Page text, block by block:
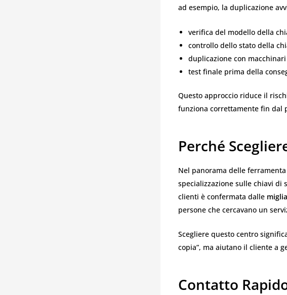
ad esempio, la duplicazione
verifica del modello della
controllo dello stato della
duplicazione con
test finale prima della
Questo approccio riduce il
funziona correttamente fin dal
Perché
Nel panorama delle
specializzazione sulle chiavi di
clienti è confermata dalle
persone che cercavano un
Scegliere questo centro
copia”, ma aiutano il cliente a
Contatto